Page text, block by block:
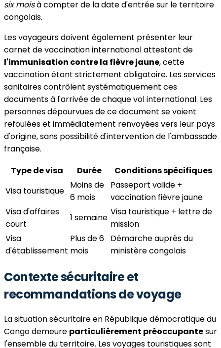
six moisà compter de la date d'entrée sur le territoire
congolais.
Les voyageurs doivent également présenter leur
carnet de vaccination international attestant de
l'immunisation contre la fièvre jaune, cette
vaccination étant strictement obligatoire. Les services
sanitaires contrôlent systématiquement ces
documents à l'arrivée de chaque vol international. Les
personnes dépourvues de ce document se voient
refoulées et immédiatement renvoyées vers leur pays
d'origine, sans possibilité d'intervention de l'ambassade
française.
Type de visa
Durée
Conditions spécifiques
Visa touristique
Moins de
6 mois
Passeport valide +
vaccination fièvre jaune
Visa d'affaires
court
1 semaine
Visa touristique + lettre de
mission
Visa
d'établissement
Plus de 6
mois
Démarche auprès du
ministère congolais
Contexte sécuritaire et
recommandations de voyage
La situation sécuritaire en République démocratique du
Congo demeure particulièrement préoccupantesur
l'ensemble du territoire. Les voyages touristiques sont